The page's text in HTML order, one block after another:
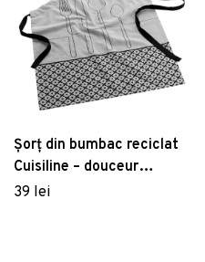
Șorț din bumbac reciclat
Cuisiline – douceur
d'intérieur
39 lei